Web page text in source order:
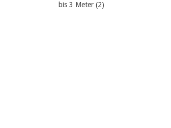
bis 3 Meter (2)